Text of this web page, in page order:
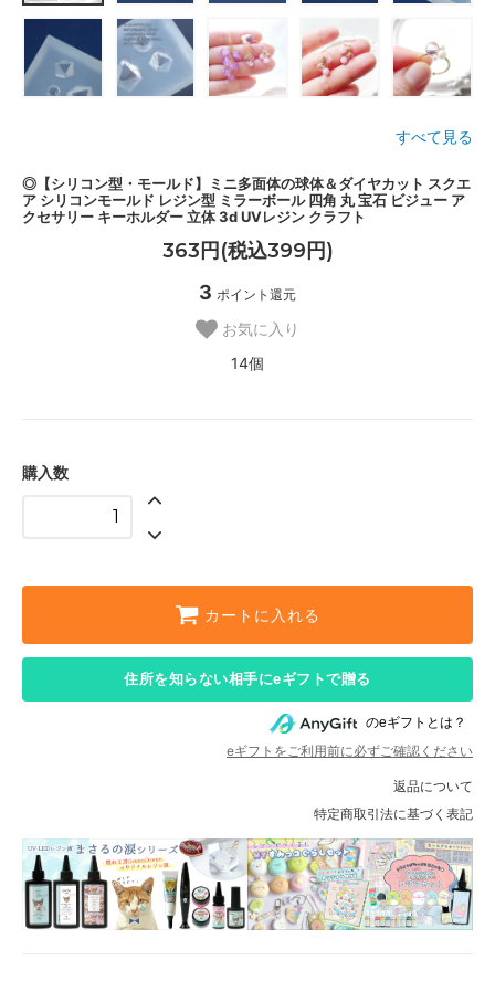
すべて見る
◎【シリコン型・モールド】ミニ多面体の球体＆ダイヤカット スクエ
ア シリコンモールド レジン型 ミラーボール 四角 丸 宝石 ビジュー ア
クセサリー キーホルダー 立体 3d UVレジン クラフト
363円(税込399円)
3 ポイント還元
お気に入り
14個
購入数
カートに入れる
住所を知らない相手にeギフトで贈る
のeギフトとは？
eギフトをご利用前に必ずご確認ください
返品について
特定商取引法に基づく表記